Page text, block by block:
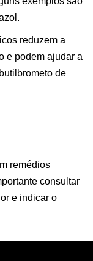
reduzem a
e podem ajudar a
de
remédios
consultar
e indicar o